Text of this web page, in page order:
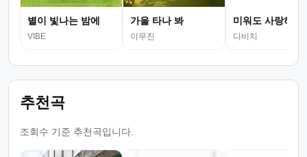
별이 빛나는 밤에
VIBE
가을 타나 봐
이무진
미워도 사랑하니
다비치
추천곡
조회수 기준 추천곡입니다.